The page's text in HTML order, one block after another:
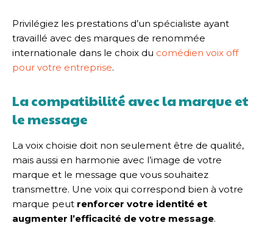
Privilégiez les prestations d’un spécialiste ayant
travaillé avec des marques de renommée
internationale dans le choix du comédien voix off
pour votre entreprise.
La compatibilité avec la marque et
le message
La voix choisie doit non seulement être de qualité,
mais aussi en harmonie avec l’image de votre
marque et le message que vous souhaitez
transmettre. Une voix qui correspond bien à votre
marque peut renforcer votre identité et
augmenter l’efficacité de votre message.